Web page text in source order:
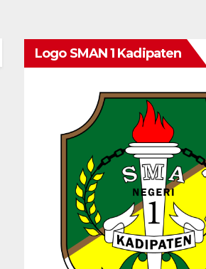
Logo SMAN 1 Kadipaten